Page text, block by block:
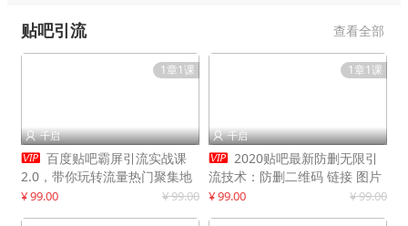
贴吧引流 查看全部
1章1课
 千启
 百度贴吧霸屏引流实战课
2.0，带你玩转流量热门聚集地
¥ 99.00 ¥ 99.00
1章1课
 千启
 2020贴吧最新防删无限引
流技术：防删二维码 链接 图片
制作
¥ 99.00 ¥ 99.00